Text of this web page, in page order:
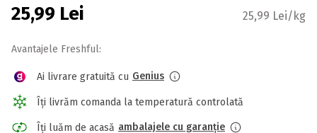
25,99 Lei 25,99 Lei/kg
Avantajele Freshful:
Ai livrare gratuită cu Genius
Îți livrăm comanda la temperatură controlată
Îți luăm de acasă ambalajele cu garanție